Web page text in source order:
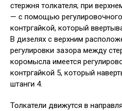
стержня толкателя; при
— с помощью
контргайкой, который
В дизелях с верхним
регулировки зазора между
коромысла имеется
контргайкой 5, который
штанги 4.
Толкатели движутся в